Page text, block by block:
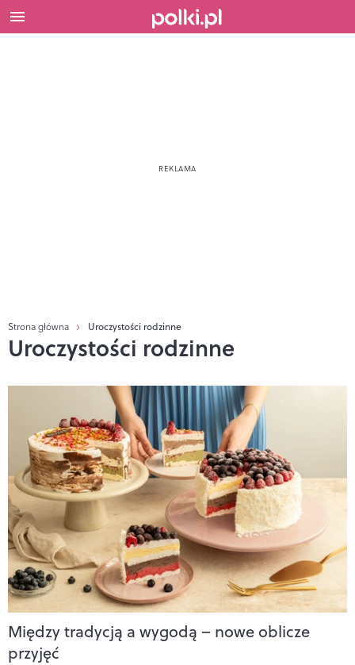
Strona główna Uroczystości rodzinne
Uroczystości rodzinne
Między tradycją a wygodą – nowe oblicze
przyjęć